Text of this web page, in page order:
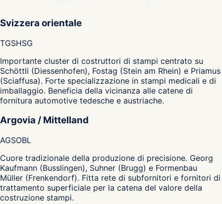
Svizzera orientale
TGSHSG
Importante cluster di costruttori di stampi centrato su
Schöttli (Diessenhofen), Fostag (Stein am Rhein) e Priamus
(Sciaffusa). Forte specializzazione in stampi medicali e di
imballaggio. Beneficia della vicinanza alle catene di
fornitura automotive tedesche e austriache.
Argovia / Mittelland
AGSOBL
Cuore tradizionale della produzione di precisione. Georg
Kaufmann (Busslingen), Suhner (Brugg) e Formenbau
Müller (Frenkendorf). Fitta rete di subfornitori e fornitori di
trattamento superficiale per la catena del valore della
costruzione stampi.